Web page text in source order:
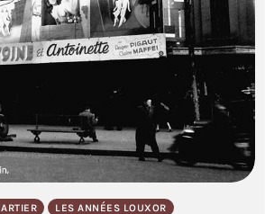
LES ANNÉES LOUXOR